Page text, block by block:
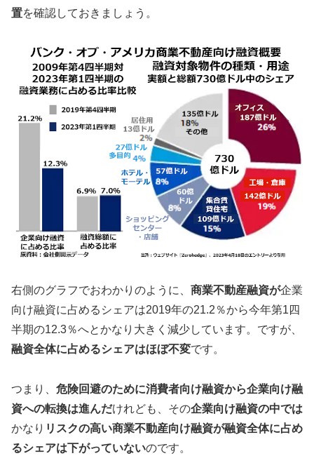
置を確認しておきましょう。
右側のグラフでおわかりのように、 商業不動産融資が企業
向け融資に占めるシェアは2019年の21.2％から今年第1四
半期の12.3％へとかなり大きく減少しています。ですが、
融資全体に占めるシェアはほぼ不変です。
つまり、 危険回避のために消費者向け融資から企業向け融
資への転換は進んだけれども、その企業向け融資の中では
かなり リスクの高い商業不動産向け融資が融資全体に占め
るシェアは下がっていないのです。